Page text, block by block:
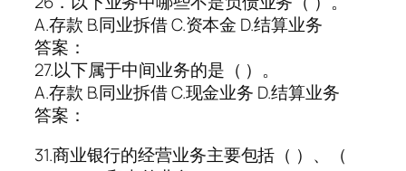
A.存款 B.同业拆借 C.资本金 D.结算业务
答案：
27.以下属于中间业务的是（ ）。
A.存款 B.同业拆借 C.现金业务 D.结算业务
答案：
31.商业银行的经营业务主要包括（ ）、（